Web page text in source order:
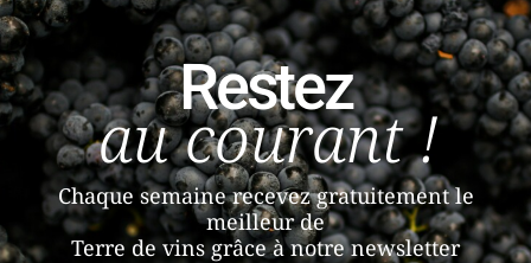
Restez
au courant !
Chaque semaine recevez gratuitement le
meilleur de
Terre de vins grâce à notre newsletter